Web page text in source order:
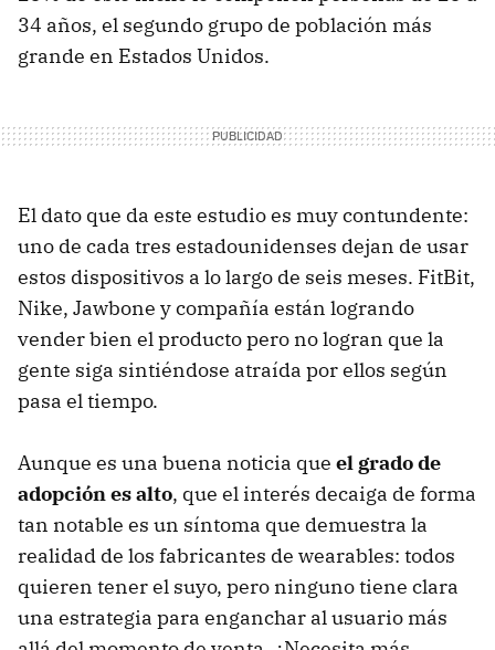
34 años, el segundo grupo de población más
grande en Estados Unidos.
El dato que da este estudio es muy contundente:
uno de cada tres estadounidenses dejan de usar
estos dispositivos a lo largo de seis meses. FitBit,
Nike, Jawbone y compañía están logrando
vender bien el producto pero no logran que la
gente siga sintiéndose atraída por ellos según
pasa el tiempo.
Aunque es una buena noticia que el grado de
adopción es alto, que el interés decaiga de forma
tan notable es un síntoma que demuestra la
realidad de los fabricantes de wearables: todos
quieren tener el suyo, pero ninguno tiene clara
una estrategia para enganchar al usuario más